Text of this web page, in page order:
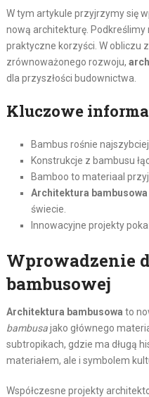
W tym artykule przyjrzymy się
nową architekturę. Podkreślimy
praktyczne korzyści. W obliczu
zrównoważonego rozwoju,
dla przyszłości budownictwa.
Kluczowe
Bambus rośnie
Konstrukcje z bambusu
Bamboo to materiaal
Architektura bambusowa
świecie.
Innowacyjne projekty
Wprowadzenie
bambusowej
Architektura bambusowa to
bambusajako głównego
subtropikach, gdzie ma długą
materiałem, ale i symbolem
Współczesne projekty